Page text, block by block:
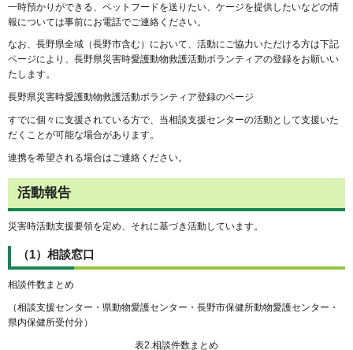
一時預かりができる、ペットフードを送りたい、ケージを提供したいなどの情
報については事前にお電話でご連絡ください。
なお、長野県全域（長野市含む）において、活動にご協力いただける方は下記
ページにより、長野県災害時愛護動物救護活動ボランティアの登録をお願いい
たします。
長野県災害時愛護動物救護活動ボランティア登録のページ
すでに個々に支援されている方で、当相談支援センターの活動として支援いた
だくことが可能な場合があります。
連携を希望される場合はご連絡ください。
活動報告
災害時活動支援要領を定め、それに基づき活動しています。
（1）相談窓口
相談件数まとめ
（相談支援センター・県動物愛護センター・長野市保健所動物愛護センター・
県内保健所受付分）
表2.相談件数まとめ